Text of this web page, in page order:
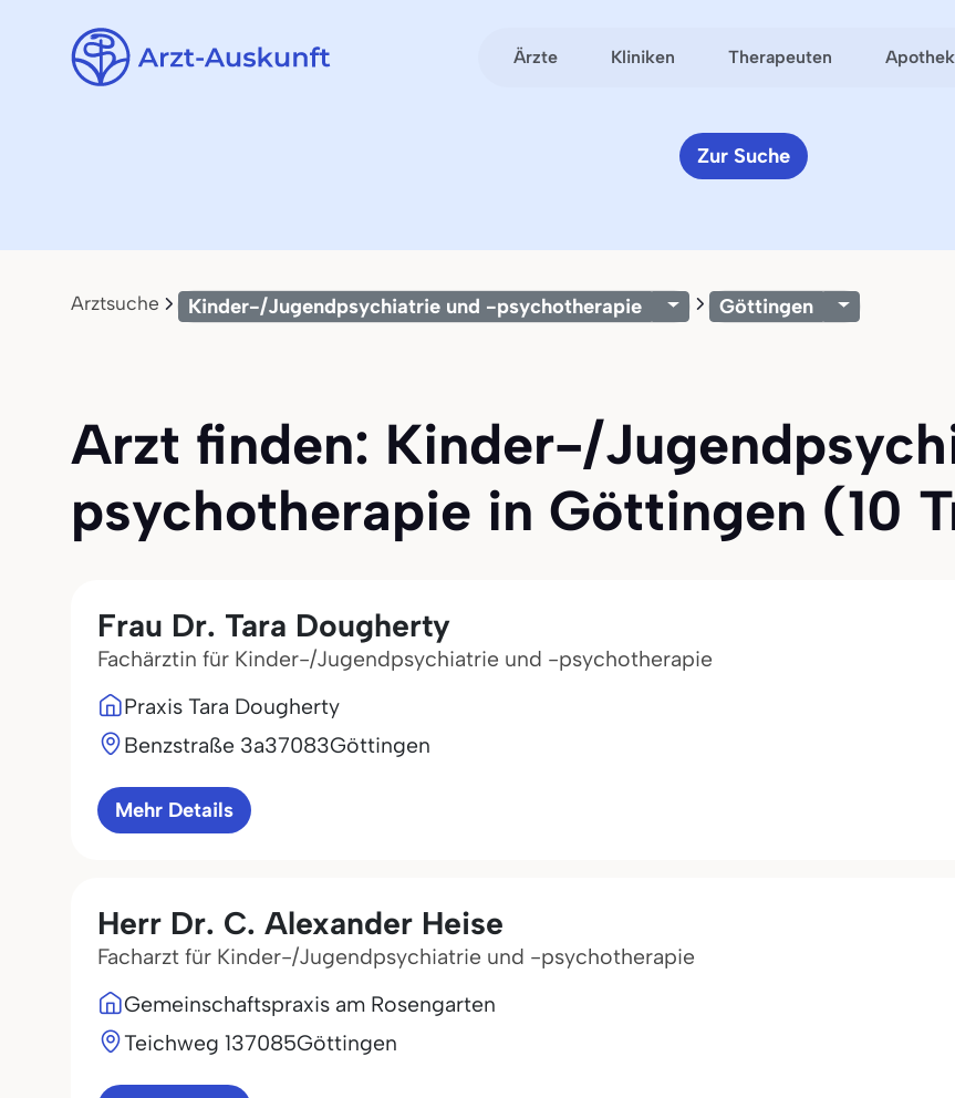
Ärzte Kliniken Therapeuten
Zur Suche
Arztsuche Kinder-/Jugendpsychiatrie und -psychotherapie Göttingen
Arzt finden: Kinder-/
psychotherapie in Göttingen (10
Frau Dr. Tara Dougherty
Fachärztin für Kinder-/Jugendpsychiatrie und -psychotherapie
Praxis Tara Dougherty
Benzstraße 3a37083Göttingen
Mehr Details
Herr Dr. C. Alexander Heise
Facharzt für Kinder-/Jugendpsychiatrie und -psychotherapie
Gemeinschaftspraxis am Rosengarten
Teichweg 137085Göttingen